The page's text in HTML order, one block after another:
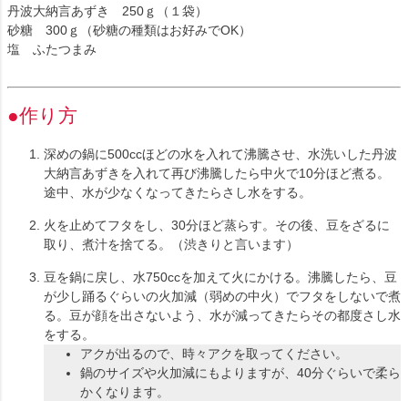
丹波大納言あずき 250ｇ（１袋）
砂糖 300ｇ（砂糖の種類はお好みでOK）
塩 ふたつまみ
●作り方
深めの鍋に500ccほどの水を入れて沸騰させ、水洗いした丹波
大納言あずきを入れて再び沸騰したら中火で10分ほど煮る。
途中、水が少なくなってきたらさし水をする。
火を止めてフタをし、30分ほど蒸らす。その後、豆をざるに
取り、煮汁を捨てる。（渋きりと言います）
豆を鍋に戻し、水750ccを加えて火にかける。沸騰したら、豆
が少し踊るぐらいの火加減（弱めの中火）でフタをしないで煮
る。豆が顔を出さないよう、水が減ってきたらその都度さし水
をする。
アクが出るので、時々アクを取ってください。
鍋のサイズや火加減にもよりますが、40分ぐらいで柔ら
かくなります。